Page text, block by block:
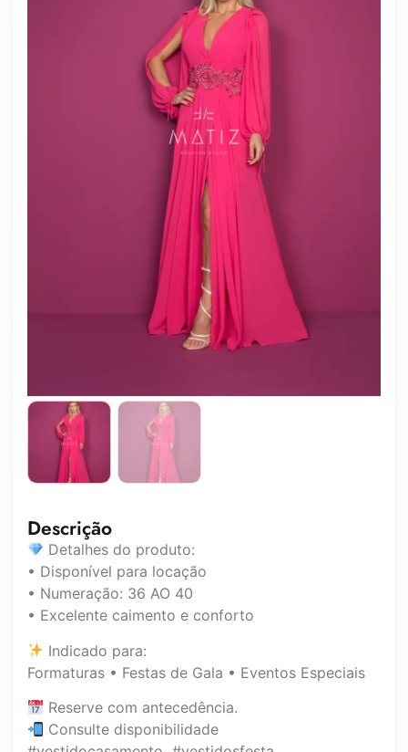
Descrição
Detalhes do produto:
• Disponível para locação
• Numeração: 36 AO 40
• Excelente caimento e conforto
Indicado para:
Formaturas • Festas de Gala • Eventos Especiais
Reserve com antecedência.
Consulte disponibilidade